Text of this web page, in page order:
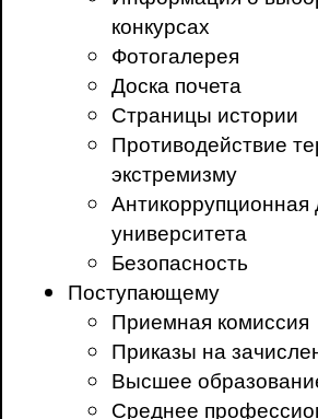
конкурсах
Фотогалерея
Доска почета
Страницы истории
Противодействие
экстремизму
Антикоррупционная
университета
Безопасность
Поступающему
Приемная комиссия
Приказы на
Высшее
Среднее